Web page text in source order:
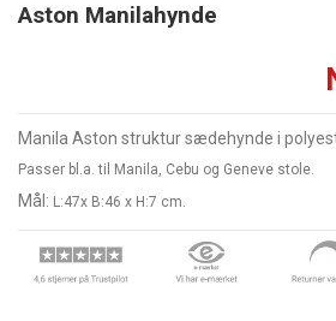
Aston Manilahynde
Manila Aston struktur sædehynde i
Passer bl.a. til Manila, Cebu og Geneve stole.
Mål: L:47x B:46 x H:7 cm.